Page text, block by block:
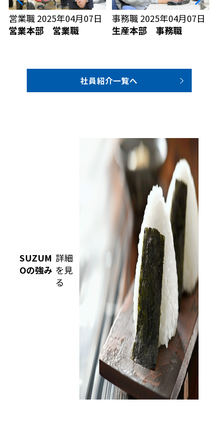
営業職2025年04月07日
営業本部 営業職
事務職2025年04月07日
生産本部 事務職
社員紹介一覧へ
SUZUM
Oの強み
詳細
を見
る